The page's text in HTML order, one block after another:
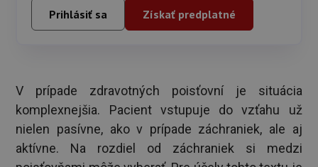
Prihlásiť sa Získať predplatné
V prípade zdravotných poisťovní je situácia
komplexnejšia. Pacient vstupuje do vzťahu už
nielen pasívne, ako v prípade záchraniek, ale aj
aktívne. Na rozdiel od záchraniek si medzi